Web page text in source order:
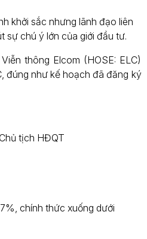
khởi sắc nhưng lãnh đạo liên
sự chú ý lớn của giới đầu tư.
thông Elcom (HOSE: ELC)
đúng như kế hoạch đã đăng ký
tịch HĐQT
chính thức xuống dưới